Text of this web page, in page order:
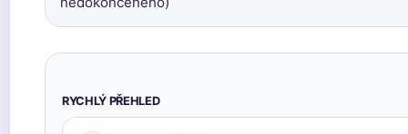
RYCHLÝ PŘEHLED